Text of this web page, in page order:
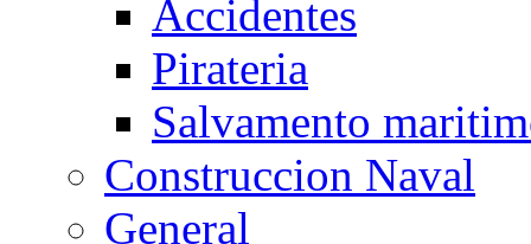
Accidentes
Pirateria
Salvamento
Construccion Naval
General